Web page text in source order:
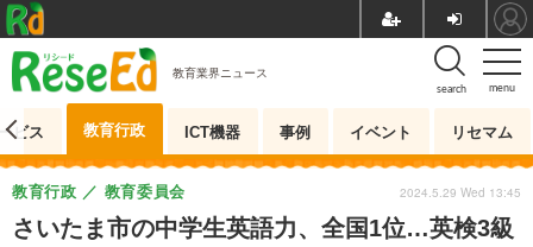
menu
search
教育業界ニュース
ビス 教育行政 ICT機器 事例 イベント リセマム
さいたま市の中学生英語力、全国1位…英検3級
教育行政 教育委員会 2024.5.29 Wed 13:45